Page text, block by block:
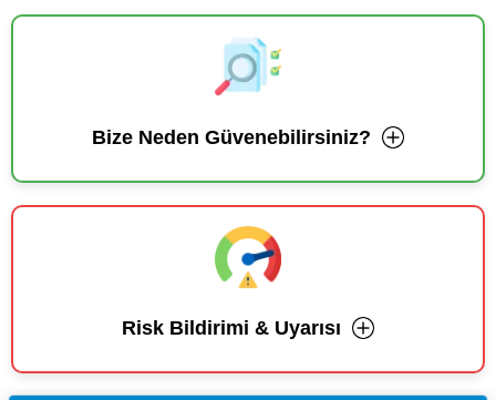
Bize Neden Güvenebilirsiniz?
Risk Bildirimi & Uyarısı